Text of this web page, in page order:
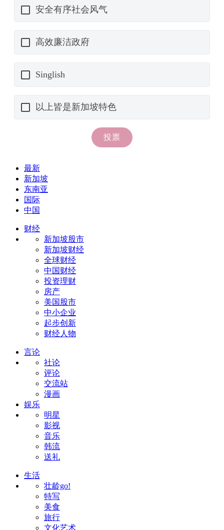
最新
新加坡
东南亚
国际
中国
财经
新加坡股市
新加坡财经
全球财经
中国财经
投资理财
房产
美国股市
中小企业
起步创新
财经人物
言论
社论
评论
交流站
漫画
娱乐
明星
影视
音乐
韩流
送礼
生活
壮龄go!
特写
美食
旅行
文化艺术